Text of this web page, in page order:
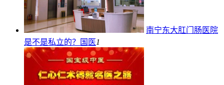
南宁东大肛门肠医院
是不是私立的？
国医1